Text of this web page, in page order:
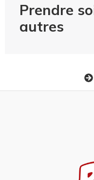
Prendre
autres